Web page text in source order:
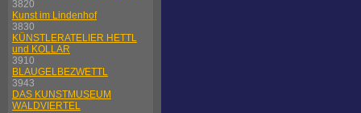
3820
Kunst im Lindenhof
3830
KÜNSTLERATELIER HETTL
und KOLLAR
3910
BLAUGELBEZWETTL
3943
DAS KUNSTMUSEUM
WALDVIERTEL